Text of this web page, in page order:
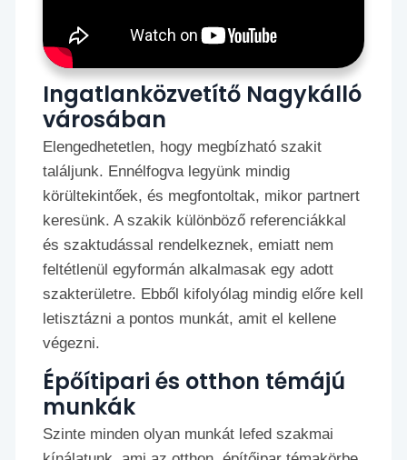
Ingatlanközvetítő Nagykálló
városában
Elengedhetetlen, hogy megbízható szakit
találjunk. Ennélfogva legyünk mindig
körültekintőek, és megfontoltak, mikor partnert
keresünk. A szakik különböző referenciákkal
és szaktudással rendelkeznek, emiatt nem
feltétlenül egyformán alkalmasak egy adott
szakterületre. Ebből kifolyólag mindig előre kell
letisztázni a pontos munkát, amit el kellene
végezni.
Épőítipari és otthon témájú
munkák
Szinte minden olyan munkát lefed szakmai